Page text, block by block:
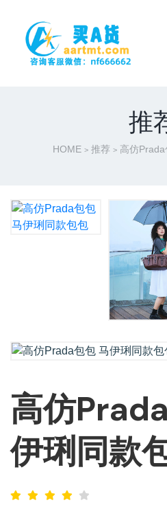
推
HOME > 推荐 > 高仿
高仿
伊琍同款